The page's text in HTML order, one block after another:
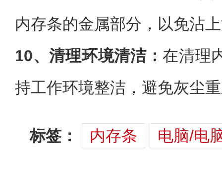
内存条的金属部分，以免沾
10、清理环境清洁：在清理
持工作环境整洁，避免灰尘
标签： 内存条 电脑/电